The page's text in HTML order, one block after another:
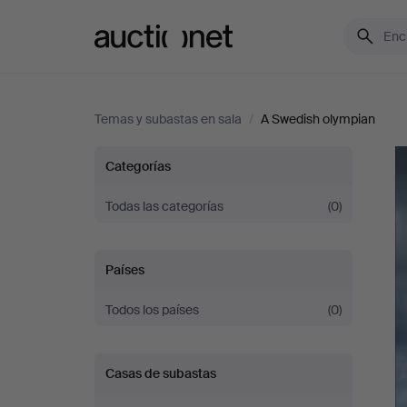
Temas y subastas en sala / A Swedish olympian
A
Swedish
olympian
Categorías
Todas las categorías (0)
Países
Todos los países (0)
Casas de subastas